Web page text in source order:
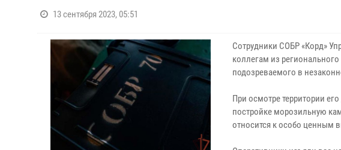
13 сентября 2023, 05:51
Сотрудники СОБР «Корд»
коллегам из
подозреваемого в
При осмотре территории
постройке морозильную
относится к особо ценным